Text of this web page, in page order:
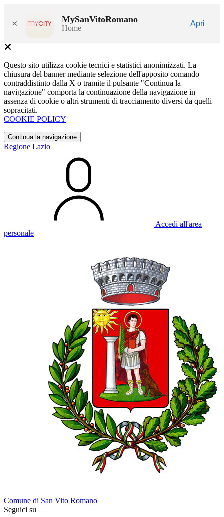
× MySanVitoRomano
Home
Apri
Questo sito utilizza cookie tecnici e statistici anonimizzati. La
chiusura del banner mediante selezione dell'apposito comando
contraddistinto dalla X o tramite il pulsante "Continua la
navigazione" comporta la continuazione della navigazione in
assenza di cookie o altri strumenti di tracciamento diversi da quelli
sopracitati.
COOKIE POLICY
Continua la navigazione
Regione Lazio
Accedi all'area
personale
Comune di San Vito Romano
Seguici su